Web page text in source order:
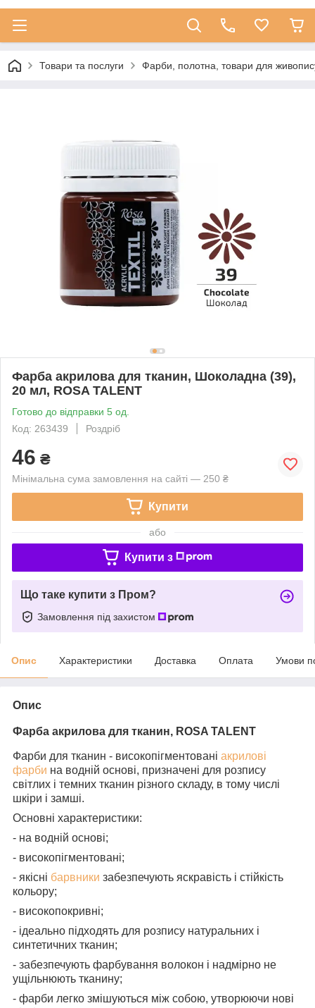
Товари та послуги Фарби, полотна, товари для
Фарба акрилова для тканин, Шоколадна (39),
20 мл, ROSA TALENT
Готово до відправки 5 од.
Код: 263439
Роздріб
46 ₴
Мінімальна сума замовлення на сайті — 250 ₴
Купити
або
Купити з
Що таке купити з Пром?
Замовлення під захистом
Опис Характеристики Доставка Оплата Умови
Опис
Фарба акрилова для тканин, ROSA TALENT
Фарби для тканин - високопігментовані акрилові
фарби на водній основі, призначені для розпису
світлих і темних тканин різного складу, в тому числі
шкіри і замші.
Основні характеристики:
- на водній основі;
- високопігментовані;
- якісні барвники забезпечують яскравість і стійкість
кольору;
- високопокривні;
- ідеально підходять для розпису натуральних і
синтетичних тканин;
- забезпечують фарбування волокон і надмірно не
ущільнюють тканину;
- фарби легко змішуються між собою, утворюючи нові